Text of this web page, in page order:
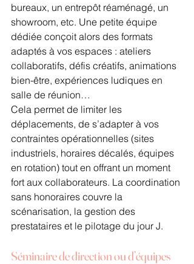
bureaux, un entrepôt réaménagé, un
showroom, etc. Une petite équipe
dédiée conçoit alors des formats
adaptés à vos espaces : ateliers
collaboratifs, défis créatifs, animations
bien-être, expériences ludiques en
salle de réunion…
Cela permet de limiter les
déplacements, de s’adapter à vos
contraintes opérationnelles (sites
industriels, horaires décalés, équipes
en rotation) tout en offrant un moment
fort aux collaborateurs. La coordination
sans honoraires couvre la
scénarisation, la gestion des
prestataires et le pilotage du jour J.
Séminaire de direction ou d’équipes